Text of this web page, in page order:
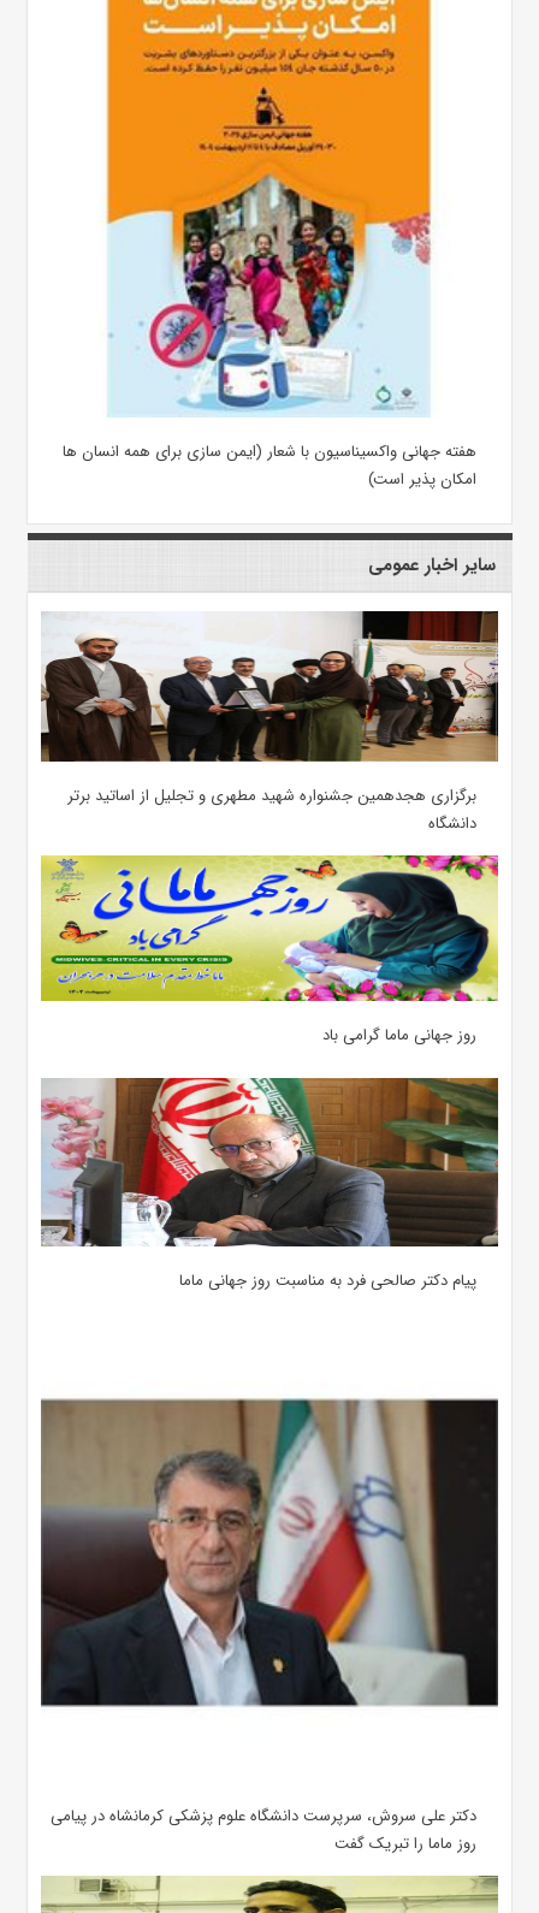
هفته جهانی واکسیناسیون با شعار (ایمن سازی برای همه انسان ها
امکان پذیر است)
سایر اخبار عمومی
برگزاری هجدهمین جشنواره شهید مطهری و تجلیل از اساتید برتر
دانشگاه
روز جهانی ماما گرامی باد
پیام دکتر صالحی فرد به مناسبت روز جهانی ماما
دکتر علی سروش، سرپرست دانشگاه علوم پزشکی کرمانشاه در پیامی
روز ماما را تبریک گفت